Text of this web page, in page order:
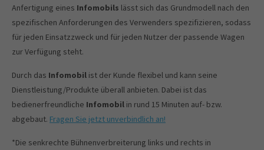
Anfertigung eines Infomobils lässt sich das Grundmodell nach den
spezifischen Anforderungen des Verwenders spezifizieren, sodass
für jeden Einsatzzweck und für jeden Nutzer der passende Wagen
zur Verfügung steht.
Durch das Infomobil ist der Kunde flexibel und kann seine
Dienstleistung/Produkte überall anbieten. Dabei ist das
bedienerfreundliche Infomobil in rund 15 Minuten auf- bzw.
abgebaut. Fragen Sie jetzt unverbindlich an!
*Die senkrechte Bühnenverbreiterung links und rechts in